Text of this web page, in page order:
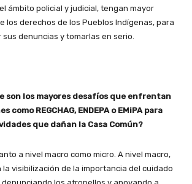
ámbito policial y judicial, tengan mayor
los derechos de los Pueblos Indígenas, para
denuncias y tomarlas en serio.
son los mayores desafíos que enfrentan
como REGCHAG, ENDEPA o EMiPA para
que dañan la Casa Común?
a nivel macro como micro. A nivel macro,
la visibilización de la importancia del cuidado